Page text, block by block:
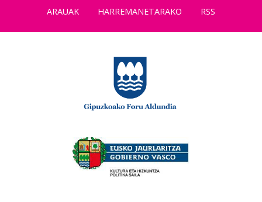
ARAUAK
HARREMANETARAKO RSS